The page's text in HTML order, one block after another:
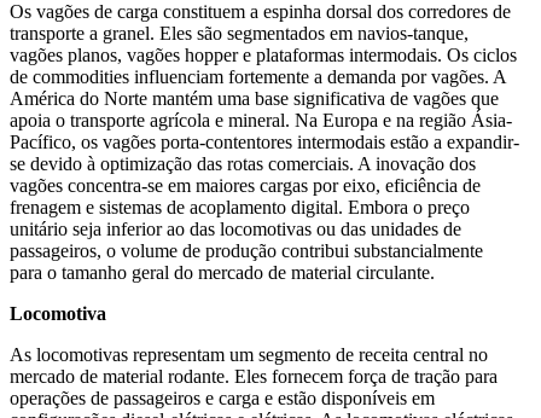
Os vagões de carga constituem a espinha dorsal dos corredores de
transporte a granel. Eles são segmentados em navios-tanque,
vagões planos, vagões hopper e plataformas intermodais. Os ciclos
de commodities influenciam fortemente a demanda por vagões. A
América do Norte mantém uma base significativa de vagões que
apoia o transporte agrícola e mineral. Na Europa e na região Ásia-
Pacífico, os vagões porta-contentores intermodais estão a expandir-
se devido à optimização das rotas comerciais. A inovação dos
vagões concentra-se em maiores cargas por eixo, eficiência de
frenagem e sistemas de acoplamento digital. Embora o preço
unitário seja inferior ao das locomotivas ou das unidades de
passageiros, o volume de produção contribui substancialmente
para o tamanho geral do mercado de material circulante.
Locomotiva
As locomotivas representam um segmento de receita central no
mercado de material rodante. Eles fornecem força de tração para
operações de passageiros e carga e estão disponíveis em